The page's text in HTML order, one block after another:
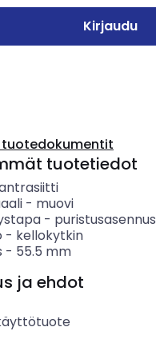
Kirjaudu
tuotedokumentit
tuotetiedot
- muovi
- puristusasennus
- kellokytkin
- 55.5 mm
ja ehdot